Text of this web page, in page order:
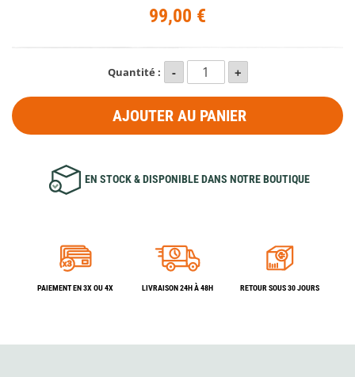
99,00 €
Quantité :
AJOUTER AU PANIER
EN STOCK & DISPONIBLE DANS NOTRE BOUTIQUE
PAIEMENT EN 3X OU 4X LIVRAISON 24H À 48H RETOUR SOUS 30 JOURS